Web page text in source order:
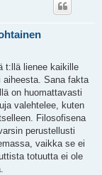
t:llä lienee kaikille
Sana fakta
on huomattavasti
valehtelee, kuten
Filosofisena
perustellusti
vaikka se ei
totuutta ei ole